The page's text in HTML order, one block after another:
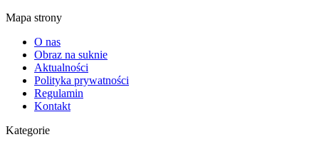
Mapa strony
O nas
Obraz na suknie
Aktualności
Polityka prywatności
Regulamin
Kontakt
Kategorie